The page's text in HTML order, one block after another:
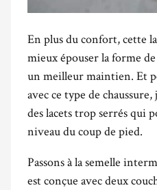
En plus du confort, cette
mieux épouser la forme
un meilleur maintien. Et
avec ce type de
des lacets trop serrés qui
niveau du coup de pied.
Passons à la semelle
est conçue avec deux